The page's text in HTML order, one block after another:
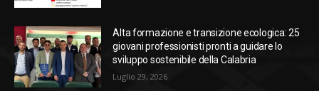
Alta formazione e transizione ecologica: 25
giovani professionisti pronti a guidare lo
sviluppo sostenibile della Calabria
Luglio 29, 2026